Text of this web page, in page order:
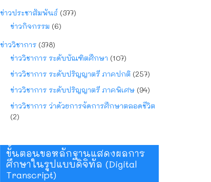
ข่าวประชาสัมพันธ์ (377)
ข่าวกิจกรรม (6)
ข่าววิชาการ (378)
ข่าววิชาการ ระดับบัณฑิตศึกษา (107)
ข่าววิชาการ ระดับปริญญาตรี ภาคปกติ (257)
ข่าววิชาการ ระดับปริญญาตรี ภาคพิเศษ (94)
ข่าววิชาการ ว่าด้วยการจัดการศึกษาตลอดชีวิต
(2)
ขั้นตอนขอหลักฐานแสดงผลการ
ศึกษาในรูปแบบดิจิทัล (Digital
Transcript)